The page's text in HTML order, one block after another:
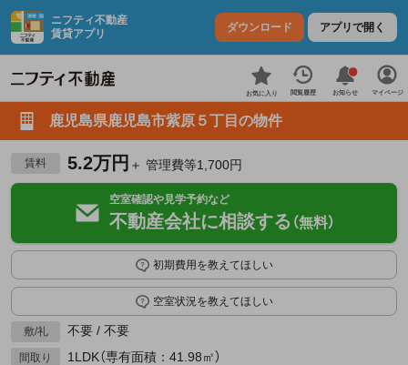
ニフティ不動産
賃貸アプリ
ダウンロード アプリで開く
お気に入り 閲覧履歴 お知らせ マイページ
鹿児島県鹿児島市紫原５丁目の物件
賃料 5.2万円 ＋ 管理費等1,700円
空室確認や見学予約など
不動産会社に相談する （無料）
初期費用を教えてほしい
空室状況を教えてほしい
敷/礼 不要 / 不要
間取り 1LDK（専有面積：41.98㎡）